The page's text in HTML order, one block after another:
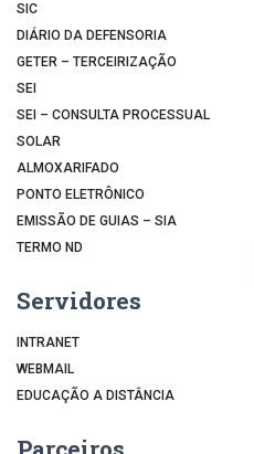
SIC
DIÁRIO DA DEFENSORIA
GETER – TERCEIRIZAÇÃO
SEI
SEI – CONSULTA PROCESSUAL
SOLAR
ALMOXARIFADO
PONTO ELETRÔNICO
EMISSÃO DE GUIAS – SIA
TERMO ND
Servidores
INTRANET
WEBMAIL
EDUCAÇÃO A DISTÂNCIA